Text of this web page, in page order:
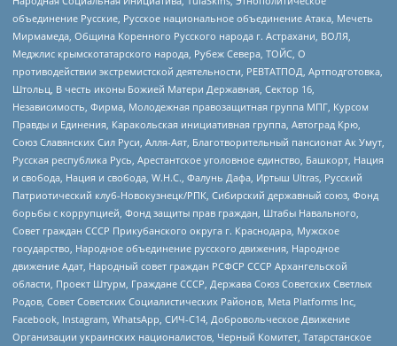
объединение Русские, Русское национальное объединение Атака, Мечеть
Мирмамеда, Община Коренного Русского народа г. Астрахани, ВОЛЯ,
Меджлис крымскотатарского народа, Рубеж Севера, ТОЙС, О
противодействии экстремистской деятельности, РЕВТАТПОД, Артподготовка,
Штольц, В честь иконы Божией Матери Державная, Сектор 16,
Независимость, Фирма, Молодежная правозащитная группа МПГ, Курсом
Правды и Единения, Каракольская инициативная группа, Автоград Крю,
Союз Славянских Сил Руси, Алля-Аят, Благотворительный пансионат Ак Умут,
Русская республика Русь, Арестантское уголовное единство, Башкорт, Нация
и свобода, Нация и свобода, W.H.С., Фалунь Дафа, Иртыш Ultras, Русский
Патриотический клуб-Новокузнецк/РПК, Сибирский державный союз, Фонд
борьбы с коррупцией, Фонд защиты прав граждан, Штабы Навального,
Совет граждан СССР Прикубанского округа г. Краснодара, Мужское
государство, Народное объединение русского движения, Народное
движение Адат, Народный совет граждан РСФСР СССР Архангельской
области, Проект Штурм, Граждане СССР, Держава Союз Советских Светлых
Родов, Совет Советских Социалистических Районов, Meta Platforms Inc,
Facebook, Instagram, WhatsApp, СИЧ-С14, Добровольческое Движение
Организации украинских националистов, Черный Комитет, Татарстанское